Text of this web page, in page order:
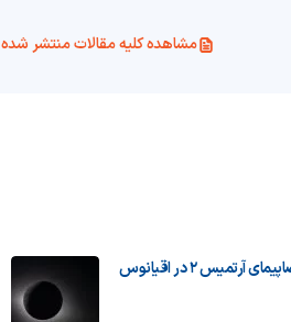
مشاهده کلیه مقالات منتشر شده
پایان سفر ۱۰ روزه به ماه؛ فضاپیمای آرتمیس ۲ در اقیانوس